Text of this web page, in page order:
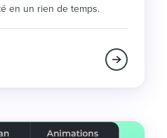
en un rien de temps.